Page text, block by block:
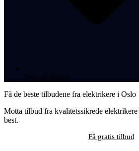
Få de beste tilbudene fra elektrikere i Oslo
Motta tilbud fra kvalitetssikrede elektrikere
best.
Få gratis tilbud